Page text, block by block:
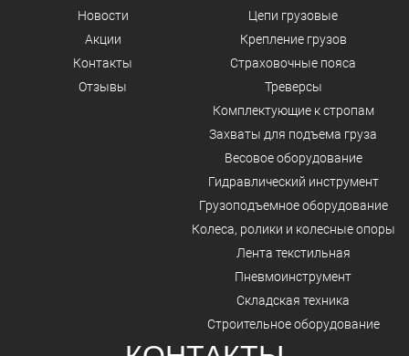
Новости
Акции
Контакты
Отзывы
Цепи грузовые
Крепление грузов
Страховочные пояса
Треверсы
Комплектующие к стропам
Захваты для подъема груза
Весовое оборудование
Гидравлический инструмент
Грузоподъемное оборудование
Колеса, ролики и колесные опоры
Лента текстильная
Пневмоинструмент
Складская техника
Строительное оборудование